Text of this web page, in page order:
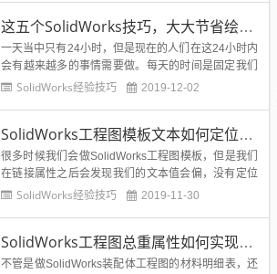
合理的使用，提高设计工作效率。CA...
这五个SolidWorks技巧，大大节省绘图时间
一天当中只有24小时，但是现在的人们在这24小时内
会有越来越多的事情需要做。每天的时间是固定我们
无法改变，那唯一可以使我们做更多事情的方法就是
效率，从而使你可以做更多的工作。不管你使用Solid
Works软件...
SolidWorks经验技巧 2019-12-02
SolidWorks工程图模板文本如何定位到矩形框中心？
很多时候我们会做SolidWorks工程图模板，但是我们
在链接属性之后会发现我们的文本值会偏，没有定位
到矩形框的中心位置，如下图所示：矩形框大的还可
就给SolidWorks学员分享一个小技巧：可以快速定位
So...
SolidWorks经验技巧 2019-11-30
SolidWorks工程图总重属性如何实现单重乘数量？方法很简单，用方程式搞定
不管是做SolidWorks装配体工程图的材料明细表，还